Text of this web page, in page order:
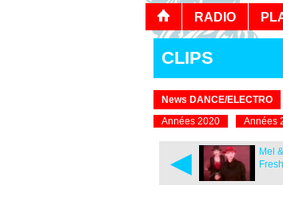
RADIO
CLIPS
News DANCE/ELECTRO
Années 2020
Années
◄
Mel